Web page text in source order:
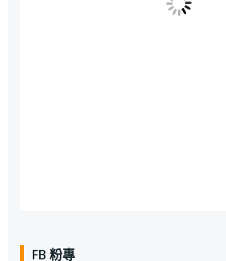
FB 粉專